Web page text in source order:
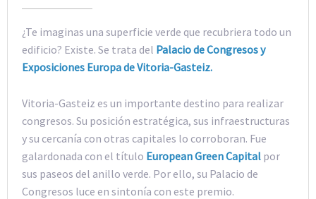
¿Te imaginas una superficie verde que recubriera todo un
edificio? Existe. Se trata del Palacio de Congresos y
Exposiciones Europa de Vitoria-Gasteiz.
Vitoria-Gasteiz es un importante destino para realizar
congresos. Su posición estratégica, sus infraestructuras
y su cercanía con otras capitales lo corroboran. Fue
galardonada con el título European Green Capital por
sus paseos del anillo verde. Por ello, su Palacio de
Congresos luce en sintonía con este premio.